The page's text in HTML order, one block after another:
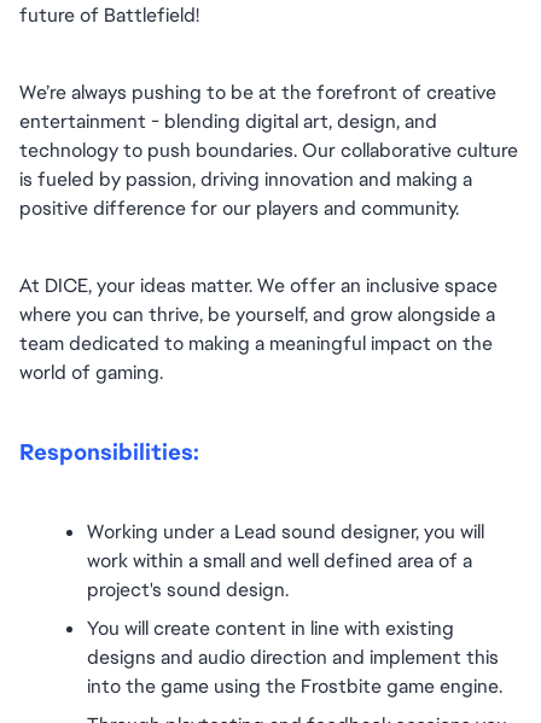
future of Battlefield!
We’re always pushing to be at the forefront of creative
entertainment - blending digital art, design, and
technology to push boundaries. Our collaborative culture
is fueled by passion, driving innovation and making a
positive difference for our players and community.
At DICE, your ideas matter. We offer an inclusive space
where you can thrive, be yourself, and grow alongside a
team dedicated to making a meaningful impact on the
world of gaming.
Responsibilities:
Working under a Lead sound designer, you will
work within a small and well defined area of a
project's sound design.
You will create content in line with existing
designs and audio direction and implement this
into the game using the Frostbite game engine.